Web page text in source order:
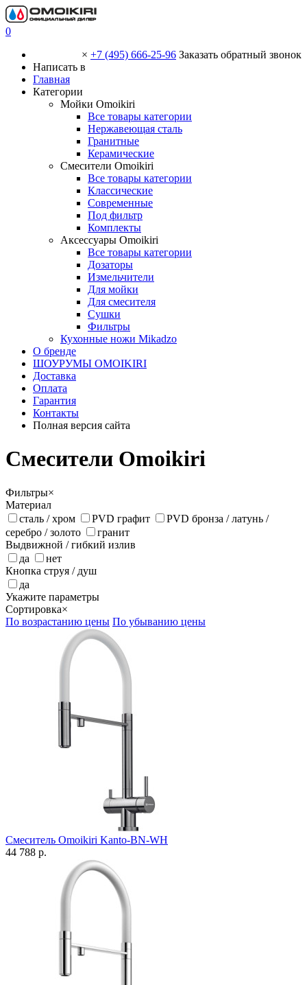
0
× +7 (495) 666-25-96 Заказать обратный звонок
Написать в
Главная
Категории
Мойки Omoikiri
Все товары категории
Нержавеющая сталь
Гранитные
Керамические
Смесители Omoikiri
Все товары категории
Классические
Современные
Под фильтр
Комплекты
Аксессуары Omoikiri
Все товары категории
Дозаторы
Измельчители
Для мойки
Для смесителя
Сушки
Фильтры
Кухонные ножи Mikadzo
О бренде
ШОУРУМЫ OMOIKIRI
Доставка
Оплата
Гарантия
Контакты
Полная версия сайта
Смесители Omoikiri
Фильтры×
Материал
сталь / хром
PVD графит
PVD бронза / латунь /
серебро / золото
гранит
Выдвижной / гибкий излив
да
нет
Кнопка струя / душ
да
Укажите параметры
Сортировка×
По возрастанию цены По убыванию цены
Смеситель Omoikiri Kanto-BN-WH
44 788 р.